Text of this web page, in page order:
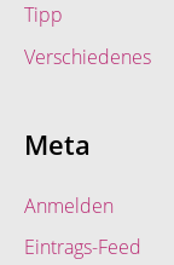
Tipp
Verschiedenes
Meta
Anmelden
Eintrags-Feed